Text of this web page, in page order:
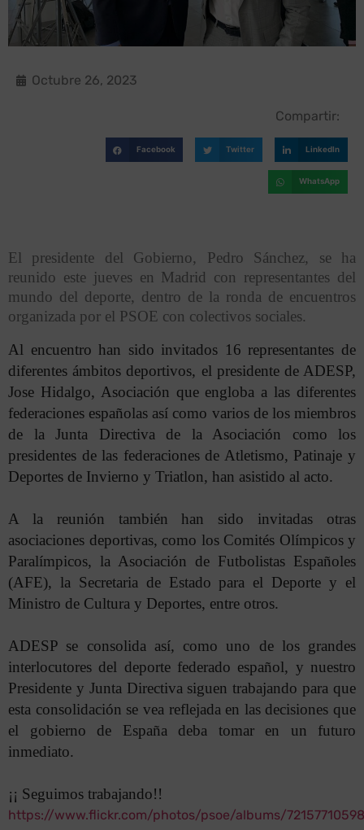
Octubre 26, 2023
Compartir:
Facebook Twitter LinkedIn
WhatsApp
El presidente del Gobierno, Pedro Sánchez, se ha
reunido este juevesen Madrid con representantes del
mundo del deporte, dentro de la ronda de encuentros
organizada por el PSOE con colectivos sociales.
Al encuentro han sido invitados 16 representantes de
diferentes ámbitos deportivos, el presidentede ADESP,
Jose Hidalgo, Asociación que engloba a las diferentes
federaciones españolas así como varios de los miembros
de la Junta Directiva de la Asociación como los
presidentes de las federaciones de Atletismo, Patinaje y
Deportes de Invierno y Triatlon, han asistido al acto.
A la reunión también han sido invitadas otras
asociaciones deportivas, como los Comités Olímpicos y
Paralímpicos, la Asociación de Futbolistas Españoles
(AFE), la Secretaria de Estado para el Deporte y el
Ministro de Cultura y Deportes, entre otros.
ADESP se consolida así, como uno de los grandes
interlocutores del deporte federado español, y nuestro
Presidente y Junta Directiva siguen trabajando para que
esta consolidación se vea reflejada en las decisiones que
el gobierno de España deba tomar en un futuro
inmediato.
¡¡ Seguimos trabajando!!
https://www.flickr.com/photos/psoe/albums/